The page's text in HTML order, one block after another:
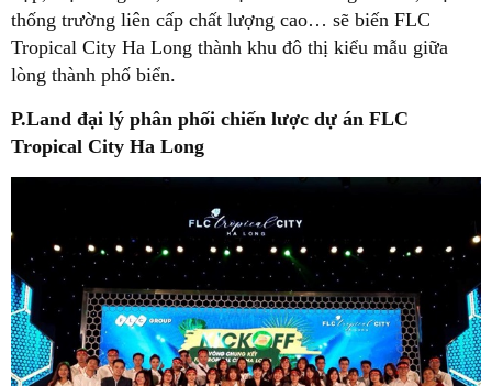
thống trường liên cấp chất lượng cao… sẽ biến FLC
Tropical City Ha Long thành khu đô thị kiểu mẫu giữa
lòng thành phố biển.
P.Land đại lý phân phối chiến lược dự án FLC
Tropical City Ha Long